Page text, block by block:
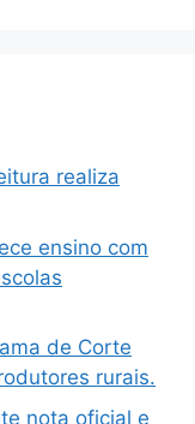
realiza
ensino com
de Corte
rurais.
nota oficial e